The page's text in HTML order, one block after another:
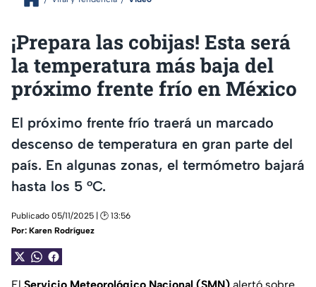
¡Prepara las cobijas! Esta será
la temperatura más baja del
próximo frente frío en México
El próximo frente frío traerá un marcado
descenso de temperatura en gran parte del
país. En algunas zonas, el termómetro bajará
hasta los 5 °C.
Publicado 05/11/2025 | 🕑 13:56
Por: Karen Rodríguez